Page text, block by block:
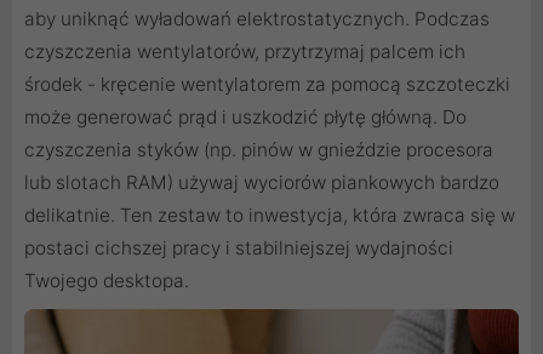
aby uniknąć wyładowań elektrostatycznych. Podczas
czyszczenia wentylatorów, przytrzymaj palcem ich
środek - kręcenie wentylatorem za pomocą szczoteczki
może generować prąd i uszkodzić płytę główną. Do
czyszczenia styków (np. pinów w gnieździe procesora
lub slotach RAM) używaj wyciorów piankowych bardzo
delikatnie. Ten zestaw to inwestycja, która zwraca się w
postaci cichszej pracy i stabilniejszej wydajności
Twojego desktopa.